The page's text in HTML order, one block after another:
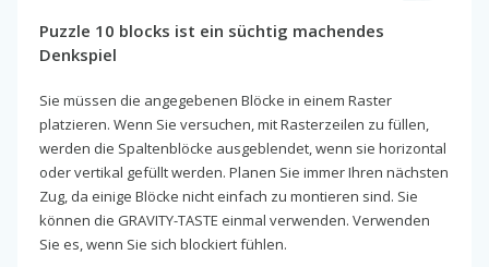
Puzzle 10 blocks ist ein süchtig machendes
Denkspiel
Sie müssen die angegebenen Blöcke in einem Raster
platzieren. Wenn Sie versuchen, mit Rasterzeilen zu füllen,
werden die Spaltenblöcke ausgeblendet, wenn sie horizontal
oder vertikal gefüllt werden. Planen Sie immer Ihren nächsten
Zug, da einige Blöcke nicht einfach zu montieren sind. Sie
können die GRAVITY-TASTE einmal verwenden. Verwenden
Sie es, wenn Sie sich blockiert fühlen.